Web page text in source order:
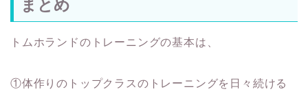
まとめ
トムホランドのトレーニングの基本は、
①体作りのトップクラスのトレーニングを日々続ける